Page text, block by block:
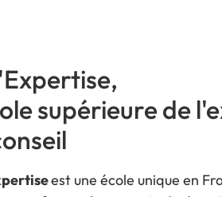
supérieure de
est une école unique en